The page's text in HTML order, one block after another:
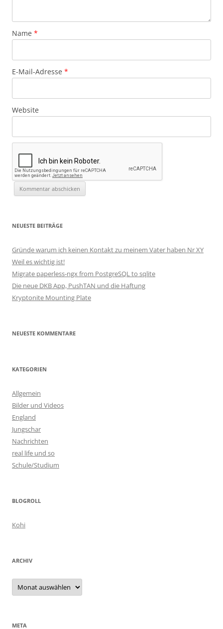
Name *
E-Mail-Adresse *
Website
NEUESTE BEITRÄGE
Gründe warum ich keinen Kontakt zu meinem Vater haben Nr XY
Weil es wichtig ist!
Migrate paperless-ngx from PostgreSQL to sqlite
Die neue DKB App, PushTAN und die Haftung
Kryptonite Mounting Plate
NEUESTE KOMMENTARE
KATEGORIEN
Allgemein
Bilder und Videos
England
Jungschar
Nachrichten
real life und so
Schule/Studium
BLOGROLL
Kohi
ARCHIV
Archiv
META